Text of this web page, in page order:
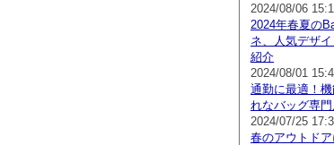
2024/08/06
2024年春夏の
ネ、人気デザ
紹介
2024/08/01
通勤に最適！
れなバッグ専
2024/07/25
春のアウトド